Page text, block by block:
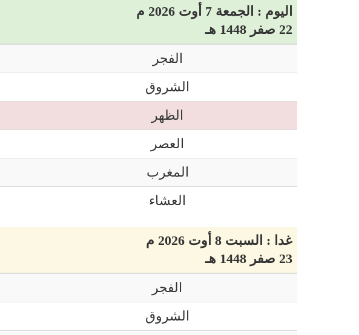
اليوم : الجمعة 7 أوت 2026 م
22 صفر 1448 هـ
الفجر
الشروق
الظهر
العصر
المغرب
العشاء
غدا : السبت 8 أوت 2026 م
23 صفر 1448 هـ
الفجر
الشروق